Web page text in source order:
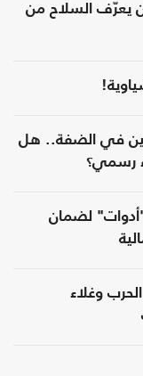
يعرّف السلاح من
في الضفة.. هل
رسمي؟
"أدوات" لضمان
وغلاء